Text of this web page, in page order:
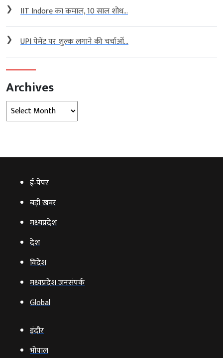
❯ IIT Indore का कमाल, 10 साल शोध...
❯ UPI पेमेंट पर शुल्क लगाने की चर्चाओं...
Archives
Archives
ई‑पेपर
बड़ी खबर
मध्‍यप्रदेश
देश
विदेश
मध्यप्रदेश जनसंपर्क
Global
इंदौर
भोपाल